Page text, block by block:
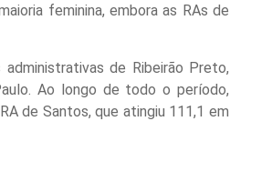
feminina, embora as RAs de
de Ribeirão Preto,
Ao longo de todo o período,
de Santos, que atingiu 111,1 em